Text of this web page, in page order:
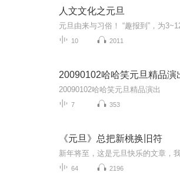
人文文化之元旦
10 2011
20090102哈哈笑元旦精品演
20090102哈哈笑元旦精品演出
7 353
《元旦》总把新桃换旧符
新年将至，这是元旦快乐的文章，
64 2196